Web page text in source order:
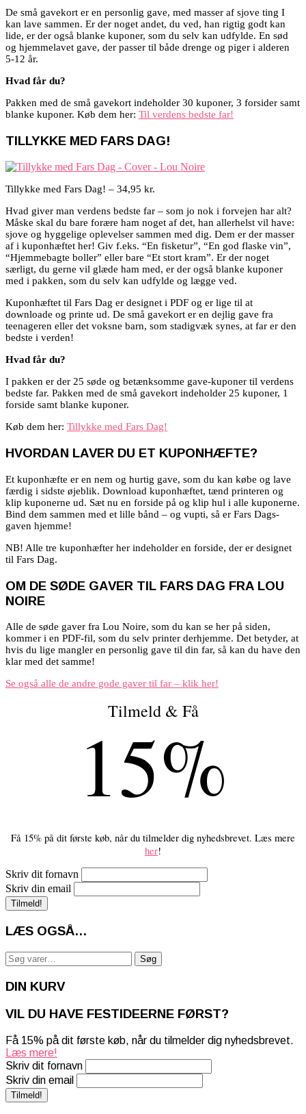
De små gavekort er en personlig gave, med masser af sjove ting I
kan lave sammen. Er der noget andet, du ved, han rigtig godt kan
lide, er der også blanke kuponer, som du selv kan udfylde. En sød
og hjemmelavet gave, der passer til både drenge og piger i alderen
5-12 år.
Hvad får du?
Pakken med de små gavekort indeholder 30 kuponer, 3 forsider samt
blanke kuponer. Køb dem her: Til verdens bedste far!
TILLYKKE MED FARS DAG!
Tillykke med Fars Dag! – 34,95 kr.
Hvad giver man verdens bedste far – som jo nok i forvejen har alt?
Måske skal du bare forære ham noget af det, han allerhelst vil have:
sjove og hyggelige oplevelser sammen med dig. Dem er der masser
af i kuponhæftet her! Giv f.eks. “En fisketur”, “En god flaske vin”,
“Hjemmebagte boller” eller bare “Et stort kram”. Er der noget
særligt, du gerne vil glæde ham med, er der også blanke kuponer
med i pakken, som du selv kan udfylde og lægge ved.
Kuponhæftet til Fars Dag er designet i PDF og er lige til at
downloade og printe ud. De små gavekort er en dejlig gave fra
teenageren eller det voksne barn, som stadigvæk synes, at far er den
bedste i verden!
Hvad får du?
I pakken er der 25 søde og betænksomme gave-kuponer til verdens
bedste far. Pakken med de små gavekort indeholder 25 kuponer, 1
forside samt blanke kuponer.
Køb dem her: Tillykke med Fars Dag!
HVORDAN LAVER DU ET KUPONHÆFTE?
Et kuponhæfte er en nem og hurtig gave, som du kan købe og lave
færdig i sidste øjeblik. Download kuponhæftet, tænd printeren og
klip kuponerne ud. Sæt nu en forside på og klip hul i alle kuponerne.
Bind dem sammen med et lille bånd – og vupti, så er Fars Dags-
gaven hjemme!
NB! Alle tre kuponhæfter her indeholder en forside, der er designet
til Fars Dag.
OM DE SØDE GAVER TIL FARS DAG FRA LOU
NOIRE
Alle de søde gaver fra Lou Noire, som du kan se her på siden,
kommer i en PDF-fil, som du selv printer derhjemme. Det betyder, at
hvis du lige mangler en personlig gave til din far, så kan du have den
klar med det samme!
Se også alle de andre gode gaver til far – klik her!
Tilmeld & Få
15%
Få 15% på dit første køb, når du tilmelder dig nyhedsbrevet. Læs mere
her!
Skriv dit fornavn
Skriv din email
LÆS OGSÅ…
Søg
efter:
Søg
DIN KURV
VIL DU HAVE FESTIDEERNE FØRST?
Få 15% på dit første køb, når du tilmelder dig nyhedsbrevet.
Læs mere!
Skriv dit fornavn
Skriv din email